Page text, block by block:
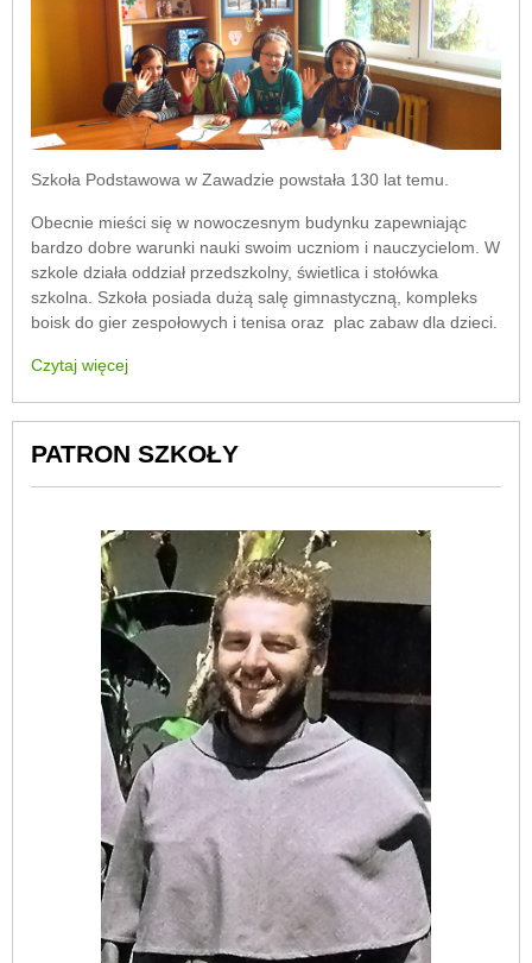
Szkoła Podstawowa w Zawadzie powstała 130 lat temu.
Obecnie mieści się w nowoczesnym budynku zapewniając
bardzo dobre warunki nauki swoim uczniom i nauczycielom. W
szkole działa oddział przedszkolny, świetlica i stołówka
szkolna. Szkoła posiada dużą salę gimnastyczną, kompleks
boisk do gier zespołowych i tenisa oraz plac zabaw dla dzieci.
Czytaj więcej
PATRON SZKOŁY